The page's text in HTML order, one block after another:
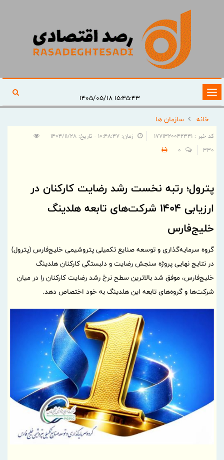
تغییر
وضعیت
ناوبری
خانه
سازمان ها
کد خبر : 1771320042341
زمان: ۱۰:۴۸:۴۷ - تاریخ: ۱۴۰۴/۱۱/۲۸
330
0
پترول؛ رتبه نخست رشد رضایت کارکنان در
ارزیابی ۱۴۰۴ شرکت‌های تابعه هلدینگ
خلیج‌فارس
گروه سرمایه‌گذاری و توسعه صنایع تکمیلی پتروشیمی خلیج‌فارس (پترول)
در نتایج نهایی پروژه سنجش رضایت و دلبستگی کارکنان هلدینگ
خلیج‌فارس، موفق شد بالاترین سطح نرخ رشد رضایت کارکنان را در میان
شرکت‌ها و گروه‌های تابعه این هلدینگ به خود اختصاص دهد.